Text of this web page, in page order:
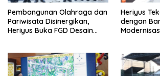
Pembangunan Olahraga dan
Pariwisata Disinergikan,
Heriyus Buka FGD Desain
Heriyus
dengan